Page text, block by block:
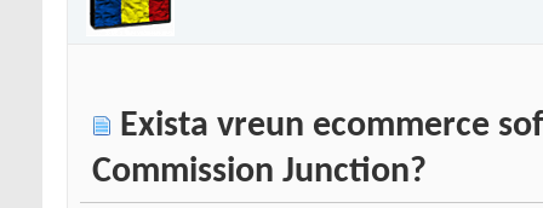
Exista vreun ecommerce
Commission Junction?